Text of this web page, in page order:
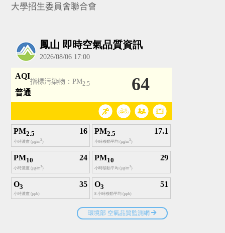
大學招生委員會聯合會